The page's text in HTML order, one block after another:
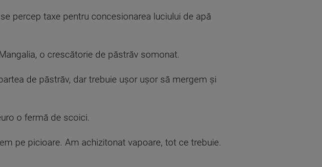
percep taxe pentru concesionarea luciului de apă
o crescătorie de păstrăv somonat.
de păstrăv, dar trebuie ușor ușor să mergem și
o fermă de scoici.
pe picioare. Am achizitonat vapoare, tot ce trebuie.